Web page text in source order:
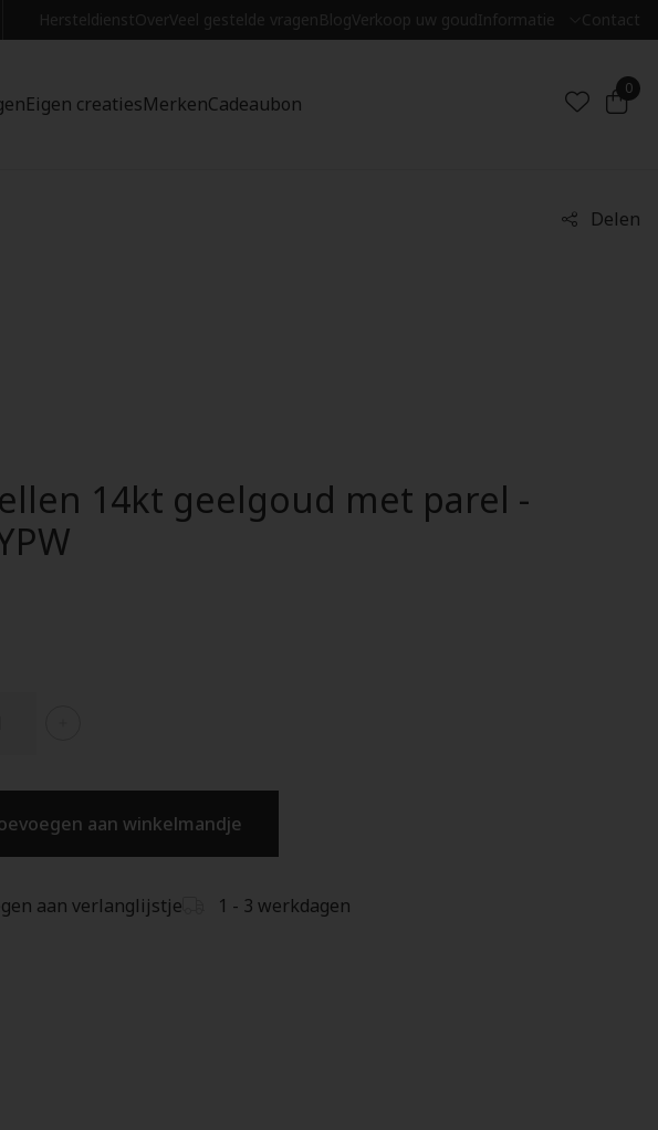
HersteldienstOverVeel gestelde vragenBlogVerkoop uw goudInformatie Contact
Eigen creatiesMerkenCadeaubon
0
Delen
14kt geelgoud met parel -
aan winkelmandje
aan verlanglijstje 1 - 3 werkdagen